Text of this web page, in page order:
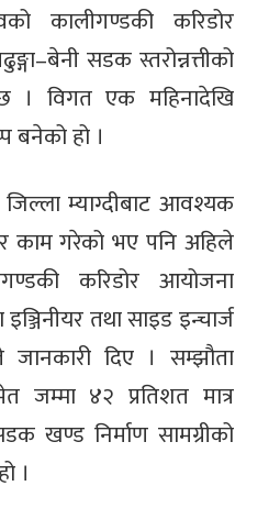
कालीगण्डकी करिडोर
सडक स्तरोन्नत्तीको
विगत एक महिनादेखि
बनेको हो ।
म्याग्दीबाट आवश्यक
काम गरेको भए पनि अहिले
करिडोर आयोजना
तथा साइड इन्चार्ज
दिए । सम्झौता
जम्मा ४२ प्रतिशत मात्र
खण्ड निर्माण सामग्रीको
।